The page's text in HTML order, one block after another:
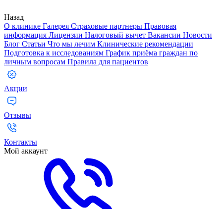
Назад
О клинике Галерея Страховые партнеры Правовая
информация Лицензии Налоговый вычет Вакансии Новости
Блог Статьи Что мы лечим Клинические рекомендации
Подготовка к исследованиям График приёма граждан по
личным вопросам Правила для пациентов
Акции
Отзывы
Контакты
Мой аккаунт